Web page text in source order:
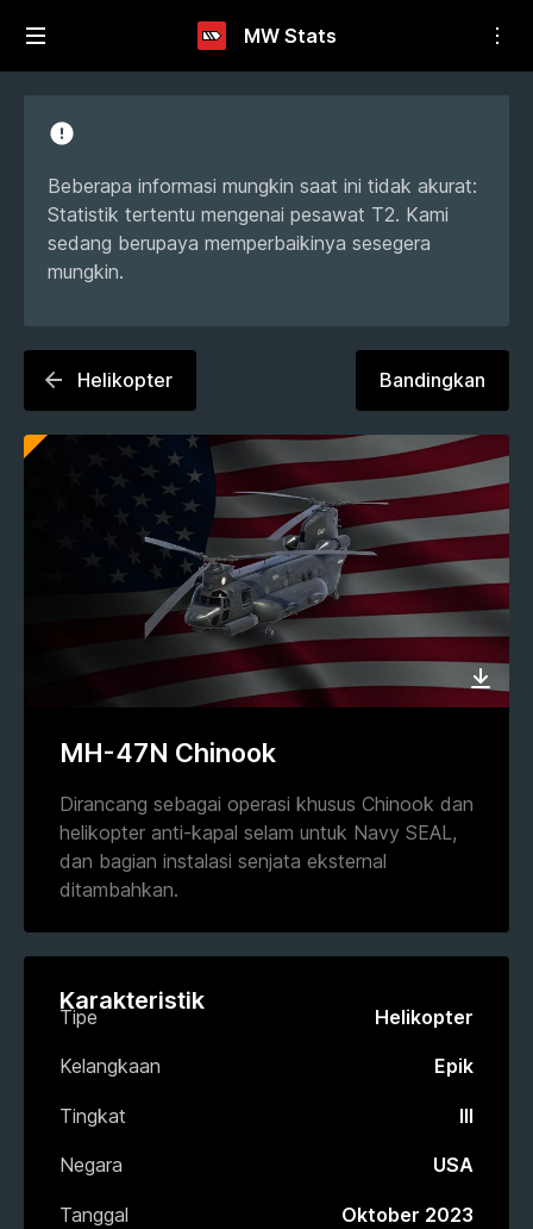
MW Stats
Beberapa informasi mungkin saat ini tidak akurat:
Statistik tertentu mengenai pesawat T2. Kami
sedang berupaya memperbaikinya sesegera
mungkin.
Helikopter Bandingkan
MH-47N Chinook
Dirancang sebagai operasi khusus Chinook dan
helikopter anti-kapal selam untuk Navy SEAL,
dan bagian instalasi senjata eksternal
ditambahkan.
Karakteristik
Tipe Helikopter
Kelangkaan Epik
Tingkat III
Negara USA
Tanggal Oktober 2023